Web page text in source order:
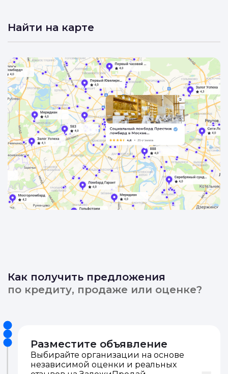
Найти на карте
Как получить предложения
по кредиту, продаже или оценке?
Разместите объявление
Выбирайте организации на основе
независимой оценки и реальных